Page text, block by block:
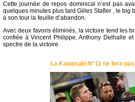
Cette journée de repos dominical n’est pas
quelques minutes plus tard Gilles Stafler , le big
à son tour la feuille d’abandon.
Avec deux favoris éliminés, la victoire tend les
confiée à Vincent Philippe, Anthony Delhalle
spectre de la victoire.
La Kawasaki N°11 ne fera